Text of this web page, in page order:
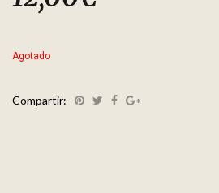
Agotado
Compartir: